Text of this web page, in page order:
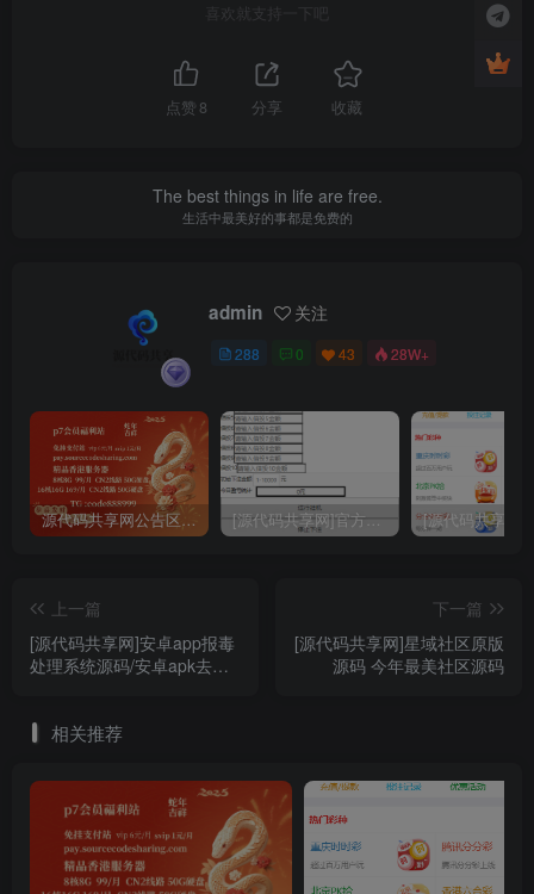
喜欢就支持一下吧
点赞 8 分享 收藏
The best things in life are free.
生活中最美好的事都是免费的
admin 关注
288 0 43 28W+
源代码共享网公告区域 购买认真阅读 [源代码共享网]官方独家大富二次开发挂机软件 通用各种大富
上一篇
[源代码共享网]安卓app报毒
处理系统源码/安卓apk去毒
换包名签名
下一篇
[源代码共享网]星域社区原版
源码 今年最美社区源码
相关推荐